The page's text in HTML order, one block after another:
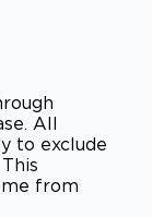
All
to exclude
from